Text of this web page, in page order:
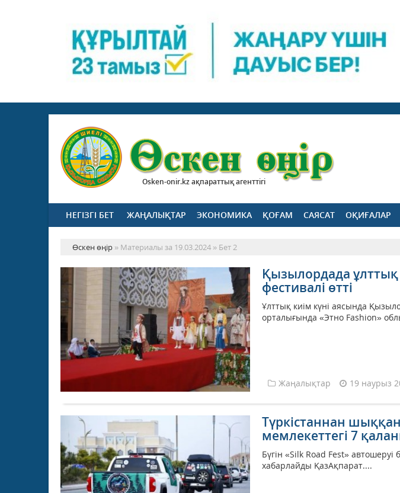
Osken-onir.kz ақпараттық агенттігі
НЕГІЗГІ БЕТ ЖАҢАЛЫҚТАР ЭКОНОМИКА ҚОҒАМ САЯСАТ ОҚИҒАЛАР
Өскен өңір » Материалы за 19.03.2024 » Бет 2
Қызылордада ұлттық
фестивалі өтті
Ұлттық киім күні аясында
орталығында «Этно Fashion»
Жаңалықтар 19 наурыз
Түркістаннан
мемлекеттегі 7
Бүгін «Silk Road Fest» автошеруі
хабарлайды ҚазАқпарат....